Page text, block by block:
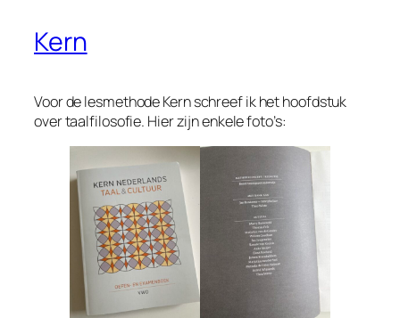
Kern
Voor de lesmethodeKernschreef ik het hoofdstuk
over taalfilosofie. Hier zijn enkele foto’s: